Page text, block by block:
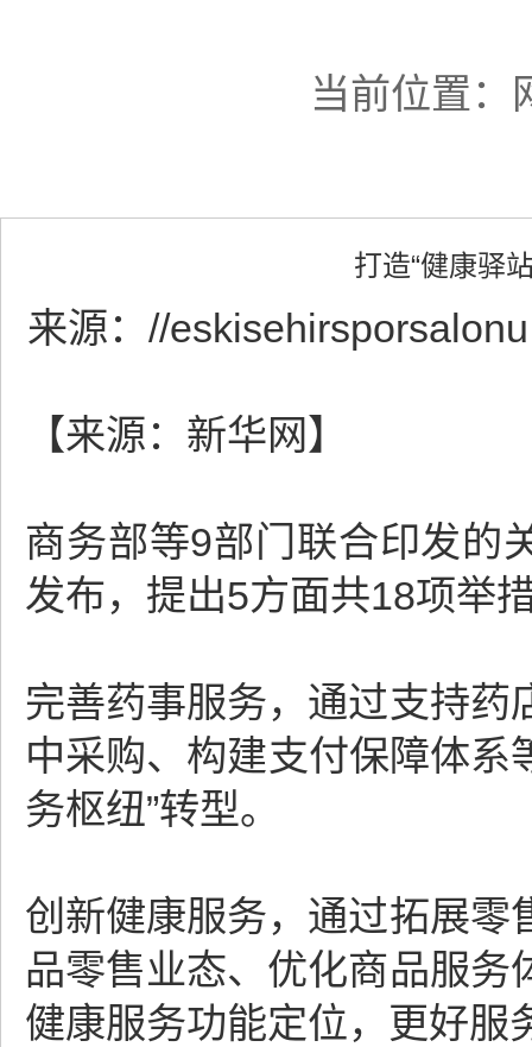
当前位置：
打造“健康驿
来源： //
【来源：新华网】
商务部等9部门联合印发的
发布，提出5方面共18项举
完善药事服务，通过支持药
中采购、构建支付保障体系
务枢纽”转型。
创新健康服务，通过拓展零
品零售业态、优化商品服务
健康服务功能定位，更好服